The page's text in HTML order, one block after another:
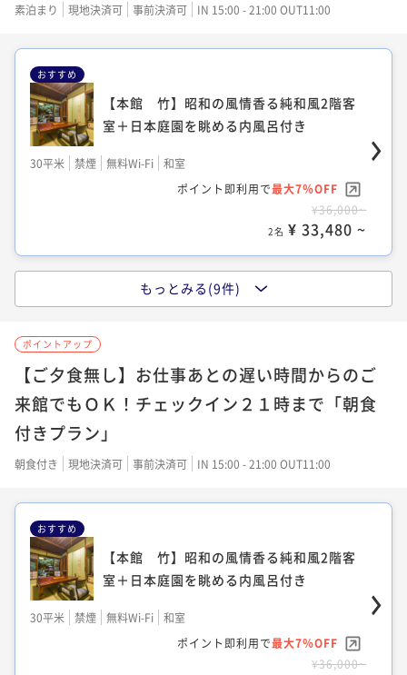
素泊まり 現地決済可 事前決済可 IN 15:00 - 21:00 OUT11:00
おすすめ
【本館 竹】昭和の風情香る純和風2階客
室＋日本庭園を眺める内風呂付き
30平米 禁煙 無料Wi-Fi
和室
ポイント即利用で最大7％OFF
¥36,000~
2名 ¥ 33,480 ~
【本館 松】解放感ある大きな窓の2階和
28平米 禁煙 無料Wi-Fi
和洋室（ツイン）
ポイント即利用で 最大7％OFF
¥36,000~
30平米 禁煙 無料Wi-Fi
和洋室（ツイン）
2名 ¥ 33,480 ~
もっとみる(9件)
ポイントアップ
【ご夕食無し】お仕事あとの遅い時間からのご
来館でもＯＫ！チェックイン２１時まで「朝食
付きプラン」
朝食付き 現地決済可 事前決済可 IN 15:00 - 21:00 OUT11:00
おすすめ
【本館 竹】昭和の風情香る純和風2階客
室＋日本庭園を眺める内風呂付き
30平米 禁煙 無料Wi-Fi
和室
ポイント即利用で最大7％OFF
¥36,000~